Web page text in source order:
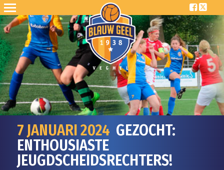
7 JANUARI 2024 GEZOCHT:
ENTHOUSIASTE
JEUGDSCHEIDSRECHTERS!